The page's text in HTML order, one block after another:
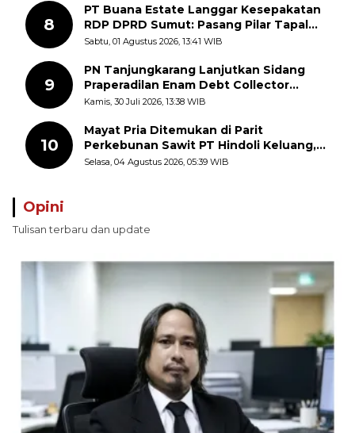
8
PT Buana Estate Langgar Kesepakatan
RDP DPRD Sumut: Pasang Pilar Tapal
Batas Sepihak Tanpa Libatkan
Sabtu, 01 Agustus 2026, 13:41 WIB
9
PN Tanjungkarang Lanjutkan Sidang
Praperadilan Enam Debt Collector
dengan Pemeriksaan Saksi
Kamis, 30 Juli 2026, 13:38 WIB
10
Mayat Pria Ditemukan di Parit
Perkebunan Sawit PT Hindoli Keluang,
Polisi Selidiki Penyebab Kematian
Selasa, 04 Agustus 2026, 05:39 WIB
Opini
Tulisan terbaru dan update